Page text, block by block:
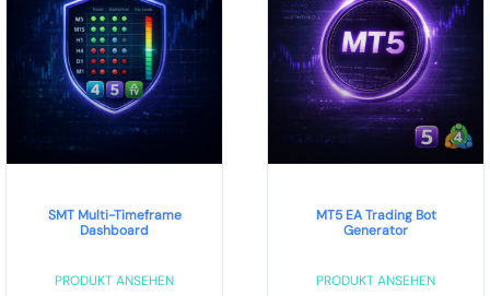
SMT Multi-Timeframe
Dashboard
PRODUKT ANSEHEN
MT5 EA Trading Bot
Generator
PRODUKT ANSEHEN